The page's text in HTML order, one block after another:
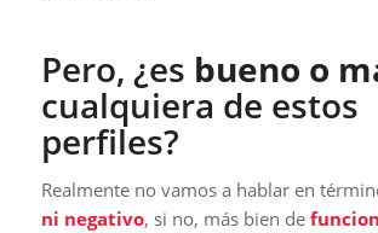
Pero, ¿es bueno o
cualquiera de estos
perfiles?
Realmente no vamos a hablar en
ni negativo, si no, más bien de